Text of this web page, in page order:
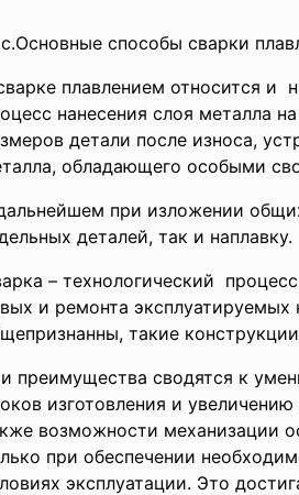
способы сварки
плавлением относится
нанесения слоя металла
детали после износа,
обладающего особыми
при изложении
деталей, так и наплавку.
– технологический
и ремонта
такие
преимущества сводятся к
изготовления и
возможности механизации
при обеспечении
эксплуатации. Это